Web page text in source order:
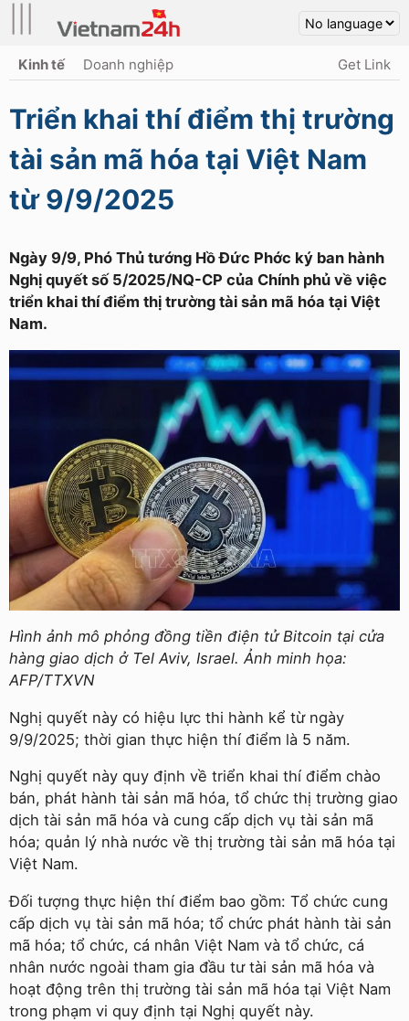
Kinh tế Doanh nghiệp Get Link
Triển khai thí điểm thị trường
tài sản mã hóa tại Việt Nam
từ 9/9/2025
Ngày 9/9, Phó Thủ tướng Hồ Đức Phớc ký ban hành
Nghị quyết số 5/2025/NQ-CP của Chính phủ về việc
triển khai thí điểm thị trường tài sản mã hóa tại Việt
Nam.
Hình ảnh mô phỏng đồng tiền điện tử Bitcoin tại cửa
hàng giao dịch ở Tel Aviv, Israel. Ảnh minh họa:
AFP/TTXVN
Nghị quyết này có hiệu lực thi hành kể từ ngày
9/9/2025; thời gian thực hiện thí điểm là 5 năm.
Nghị quyết này quy định về triển khai thí điểm chào
bán, phát hành tài sản mã hóa, tổ chức thị trường giao
dịch tài sản mã hóa và cung cấp dịch vụ tài sản mã
hóa; quản lý nhà nước về thị trường tài sản mã hóa tại
Việt Nam.
Đối tượng thực hiện thí điểm bao gồm: Tổ chức cung
cấp dịch vụ tài sản mã hóa; tổ chức phát hành tài sản
mã hóa; tổ chức, cá nhân Việt Nam và tổ chức, cá
nhân nước ngoài tham gia đầu tư tài sản mã hóa và
hoạt động trên thị trường tài sản mã hóa tại Việt Nam
trong phạm vi quy định tại Nghị quyết này.